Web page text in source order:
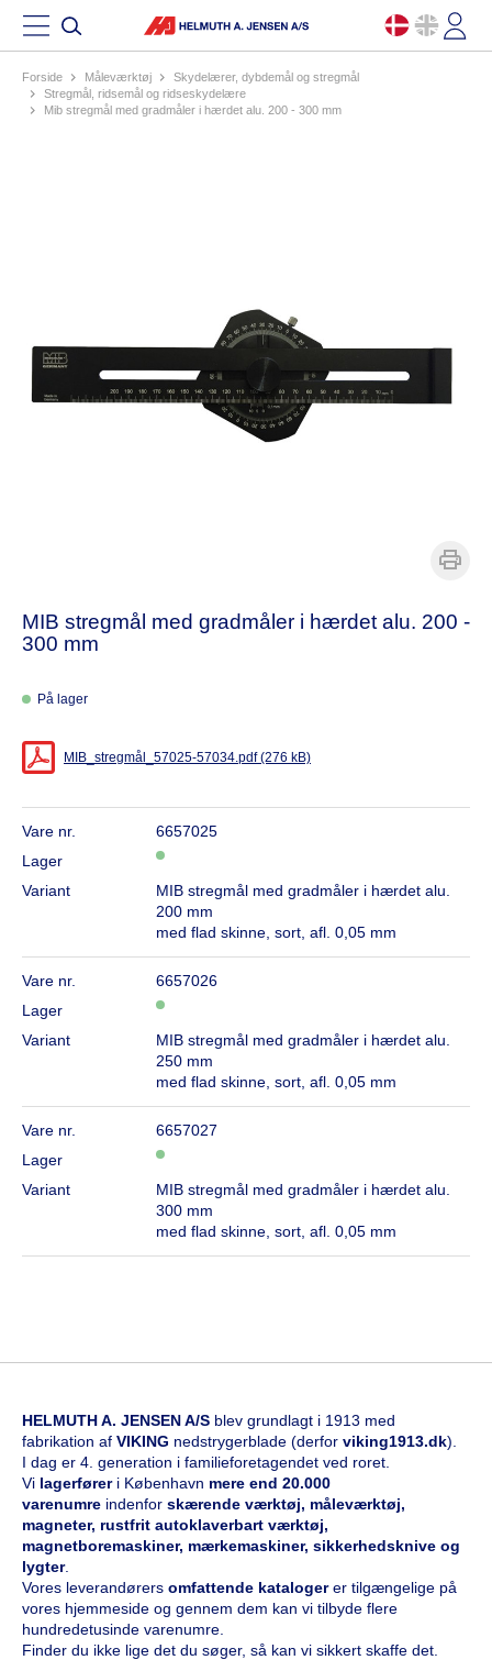
Forside måleværktøj
skydelærer, dybdemål og stregmål
stregmål, ridsemål og ridseskydelære
mib stregmål med gradmåler i hærdet alu. 200 - 300 mm
MIB stregmål med gradmåler i hærdet alu. 200 -
300 mm
På lager
MIB_stregmål_57025-57034.pdf (276 kB)
Vare nr.
6657025
Lager
Variant
MIB stregmål med gradmåler i hærdet alu.
200 mm
med flad skinne, sort, afl. 0,05 mm
Vare nr.
6657026
Lager
Variant
MIB stregmål med gradmåler i hærdet alu.
250 mm
med flad skinne, sort, afl. 0,05 mm
Vare nr.
6657027
Lager
Variant
MIB stregmål med gradmåler i hærdet alu.
300 mm
med flad skinne, sort, afl. 0,05 mm
HELMUTH A. JENSEN A/S blev grundlagt i 1913 med
fabrikation af VIKING nedstrygerblade (derfor viking1913.dk).
I dag er 4. generation i familieforetagendet ved roret.
Vi lagerfører i København mere end 20.000
varenumre indenfor skærende værktøj, måleværktøj,
magneter, rustfrit autoklaverbart værktøj,
magnetboremaskiner, mærkemaskiner, sikkerhedsknive og
lygter.
Vores leverandørers omfattende katalogerer tilgængelige på
vores hjemmeside og gennem dem kan vi tilbyde flere
hundredetusinde varenumre.
Finder du ikke lige det du søger, så kan vi sikkert skaffe det.